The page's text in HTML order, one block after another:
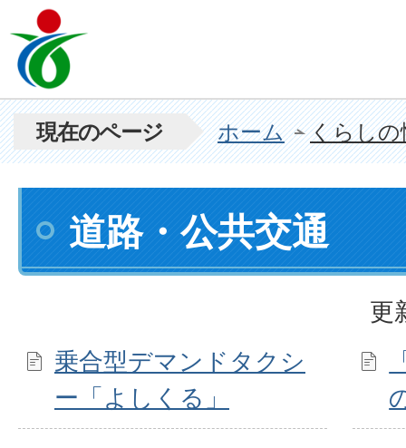
現在のページ ホーム くらしの
道路・公共交通
更
乗合型デマンドタクシ
ー「よしくる」